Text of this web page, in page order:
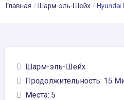
Главная Шарм-эль-Шейх Hyundai
Шарм-эль-Шейх
Продолжительность: 15
Места: 5